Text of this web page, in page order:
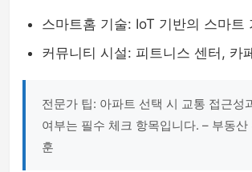
스마트홈 기술: IoT 기반의 스마트
커뮤니티 시설: 피트니스 센터, 카
전문가 팁: 아파트 선택 시 교통 접근성
여부는 필수 체크 항목입니다. – 부동산
훈